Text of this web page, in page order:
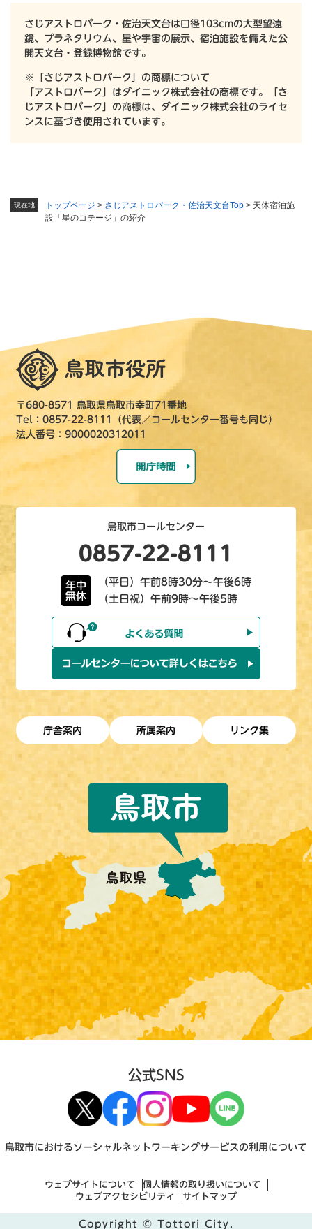
現在地 トップページ > さじアストロパーク・佐治天文台Top > 天体宿泊施
設「星のコテージ」の紹介
さじアストロパーク・佐治天文台は口径103cmの大型望遠
鏡、プラネタリウム、星や宇宙の展示、宿泊施設を備えた公
開天文台・登録博物館です。
※「さじアストロパーク」の商標について
「アストロパーク」はダイニック株式会社の商標です。「さ
じアストロパーク」の商標は、ダイニック株式会社のライセ
ンスに基づき使用されています。
〒680-8571 鳥取県鳥取市幸町71番地
Tel：0857-22-8111（代表／コールセンター番号も同じ）
法人番号：9000020312011
鳥取市コールセンター
0857-22-8111
年中
無休
（平日）午前8時30分～午後6時
（土日祝）午前9時～午後5時
庁舎案内 所属案内 リンク集
公式SNS
鳥取市におけるソーシャルネットワーキングサービスの利用について
ウェブサイトについて
個人情報の取り扱いについて
ウェブアクセシビリティ
サイトマップ
Copyright © Tottori City.